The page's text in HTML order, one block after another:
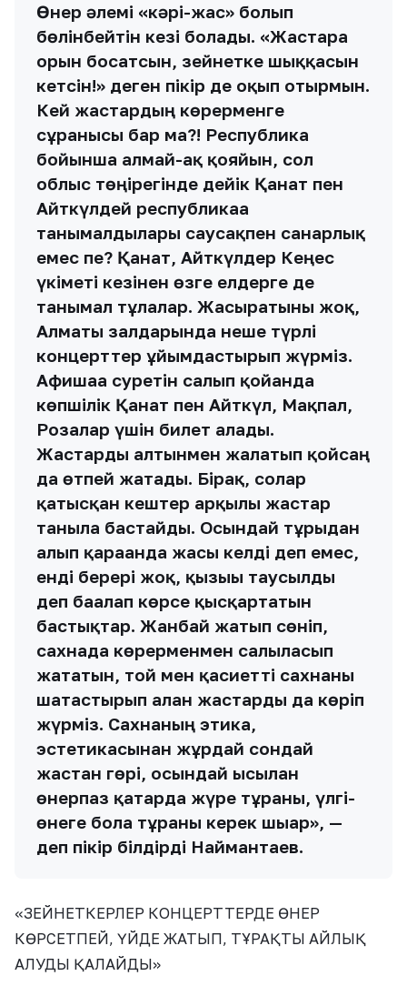
Өнер әлемі «кәрі-жас» болып
бөлінбейтін кезі болады. «Жастарға
орын босатсын, зейнетке шыққасын
кетсін!» деген пікір де оқып отырмын.
Кей жастардың көрерменге
сұранысы бар ма?! Республика
бойынша алмай-ақ қояйын, сол
облыс төңірегінде дейік Қанат пен
Айткүлдей республикаға
танымалдылары саусақпен санарлық
емес пе? Қанат, Айткүлдер Кеңес
үкіметі кезінен өзге елдерге де
танымал тұлғалар. Жасыратыны жоқ,
Алматы залдарында неше түрлі
концерттер ұйымдастырып жүрміз.
Афишаға суретін салып қойғанда
көпшілік Қанат пен Айткүл, Мақпал,
Розалар үшін билет алады.
Жастарды алтынмен жалатып қойсаң
да өтпей жатады. Бірақ, солар
қатысқан кештер арқылы жастар
таныла бастайды. Осындай тұрғыдан
алып қарағанда жасы келді деп емес,
енді берері жоқ, қызығы таусылды
деп бағалап көрсе қысқартатын
бастықтар. Жанбай жатып сөніп,
сахнада көрерменмен салғыласып
жататын, той мен қасиетті сахнаны
шатастырып алған жастарды да көріп
жүрміз. Сахнаның этика,
эстетикасынан жұрдай сондай
жастан гөрі, осындай ысылған
өнерпаз қатарда жүре тұрғаны, үлгі-
өнеге бола тұрғаны керек шығар», —
деп пікір білдірді Наймантаев.
«ЗЕЙНЕТКЕРЛЕР КОНЦЕРТТЕРДЕ ӨНЕР
КӨРСЕТПЕЙ, ҮЙДЕ ЖАТЫП, ТҰРАҚТЫ АЙЛЫҚ
АЛУДЫ ҚАЛАЙДЫ»